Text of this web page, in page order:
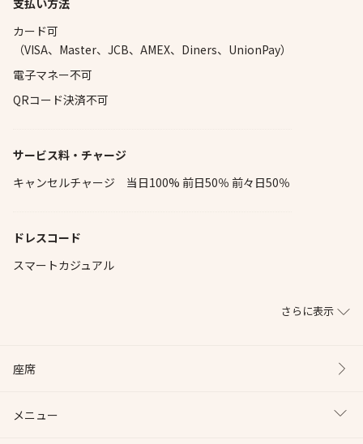
支払い方法
カード可
（VISA、Master、JCB、AMEX、Diners、UnionPay）
電子マネー不可
QRコード決済不可
サービス料・チャージ
キャンセルチャージ 当日100% 前日50％ 前々日50％
ドレスコード
スマートカジュアル
さらに表示
座席
メニュー